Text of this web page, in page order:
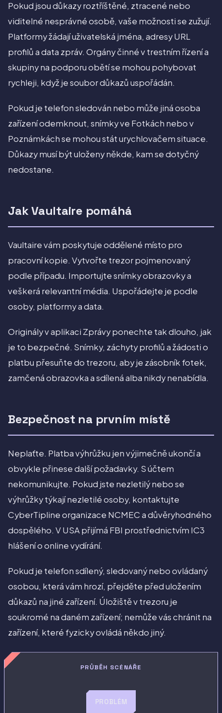
Pokud jsou důkazy roztříštěné, ztracené nebo
viditelné nesprávné osobě, vaše možnosti se zužují.
Platformy žádají uživatelská jména, adresy URL
profilů a data zpráv. Orgány činné v trestním řízení a
skupiny na podporu obětí se mohou pohybovat
rychleji, když je soubor důkazů uspořádán.
Pokud je telefon sledován nebo může jiná osoba
zařízení odemknout, snímky ve Fotkách nebo v
Poznámkách se mohou stát urychlovačem situace.
Důkazy musí být uloženy někde, kam se dotyčný
nedostane.
Jak Vaultaire pomáhá
Vaultaire vám poskytuje oddělené místo pro
pracovní kopie. Vytvořte trezor pojmenovaný
podle případu. Importujte snímky obrazovky a
veškerá relevantní média. Uspořádejte je podle
osoby, platformy a data.
Originály v aplikaci Zprávy ponechte tak dlouho, jak
je to bezpečné. Snímky, záchyty profilů a žádosti o
platbu přesuňte do trezoru, aby je zásobník fotek,
zamčená obrazovka a sdílená alba nikdy nenabídla.
Bezpečnost na prvním místě
Neplaťte. Platba výhrůžku jen výjimečně ukončí a
obvykle přinese další požadavky. S účtem
nekomunikujte. Pokud jste nezletilý nebo se
výhrůžky týkají nezletilé osoby, kontaktujte
CyberTipline organizace NCMEC a důvěryhodného
dospělého. V USA přijímá FBI prostřednictvím IC3
hlášení o online vydírání.
Pokud je telefon sdílený, sledovaný nebo ovládaný
osobou, která vám hrozí, přejděte před uložením
důkazů na jiné zařízení. Úložiště v trezoru je
soukromé na daném zařízení; nemůže vás chránit na
zařízení, které fyzicky ovládá někdo jiný.
PRŮBĚH SCÉNÁŘE
PROBLÉM